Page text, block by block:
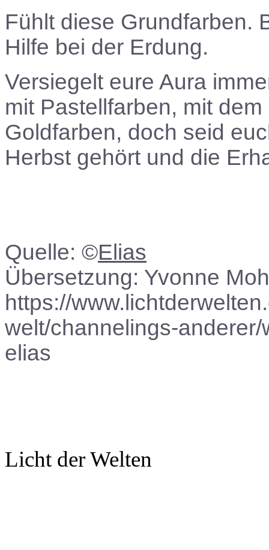
Fühlt diese Grundfarben.
Hilfe bei der Erdung.
Versiegelt eure Aura
mit Pastellfarben, mit
Goldfarben, doch seid
Herbst gehört und die
Quelle: ©Elias
Übersetzung: Yvonne
https://
welt/channelings-
elias
Licht der Welten